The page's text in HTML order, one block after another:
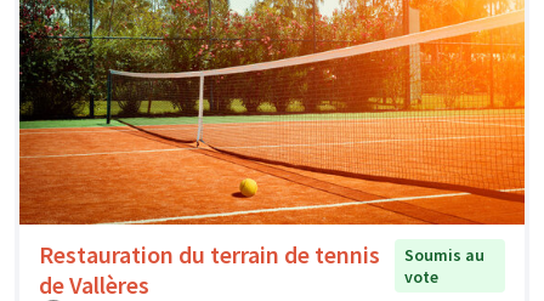
Restauration du terrain de tennis
de Vallères
Soumis au
vote